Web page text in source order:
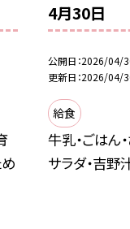
4月30日
公開日 2026/04/
更新日 2026/04/
給食
牛乳・ごはん
サラダ・吉野